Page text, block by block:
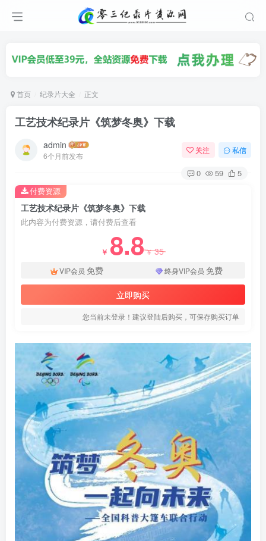
首页 纪录片大全 正文
工艺技术纪录片《筑梦冬奥》下载
admin
6个月前发布
关注 私信
0 59 5
工艺技术纪录片《筑梦冬奥》下载
此内容为付费资源，请付费后查看
￥ 8.8￥35
VIP会员 免费 终身VIP会员 免费
立即购买
您当前未登录！建议登陆后购买，可保存购买订单
付费资源